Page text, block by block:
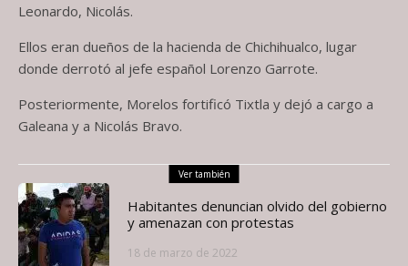
Leonardo, Nicolás.
Ellos eran dueños de la hacienda de Chichihualco, lugar
donde derrotó al jefe español Lorenzo Garrote.
Posteriormente, Morelos fortificó Tixtla y dejó a cargo a
Galeana y a Nicolás Bravo.
Ver también
Habitantes denuncian olvido del gobierno
y amenazan con protestas
18 de marzo de 2022